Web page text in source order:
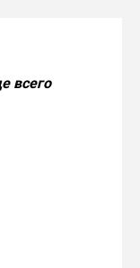
всего